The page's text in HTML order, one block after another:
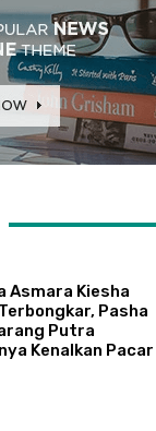
Asmara Kiesha
Pasha
Putra
Kenalkan Pacar